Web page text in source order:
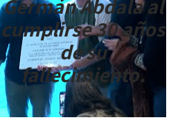
Germán Abdala al
cumplirse 30 años
de su
fallecimiento.